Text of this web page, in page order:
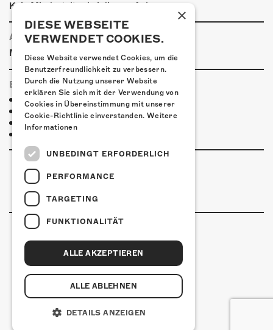
Kein Mindestalter bei diesem Anlass
ANREISE
Mit den ÖVs
| Mit dem Auto | Zu Fuss
ESSENSTIPPS
Pier 11
Ristorante Pizzeria Casablanca
Restaurant Kreuz
Kulturfabrik Kofmehl
Kofmehlweg 1
+41 32 621 20 60
×
DIESE WEBSEITE
VERWENDET COOKIES.
Diese Website verwendet Cookies, um die
Benutzerfreundlichkeit zu verbessern.
Durch die Nutzung unserer Website
erklären Sie sich mit der Verwendung von
Cookies in Übereinstimmung mit unserer
Cookie-Richtlinie einverstanden. Weitere
Informationen
UNBEDINGT ERFORDERLICH
PERFORMANCE
TARGETING
FUNKTIONALITÄT
ALLE AKZEPTIEREN
ALLE ABLEHNEN
DETAILS ANZEIGEN